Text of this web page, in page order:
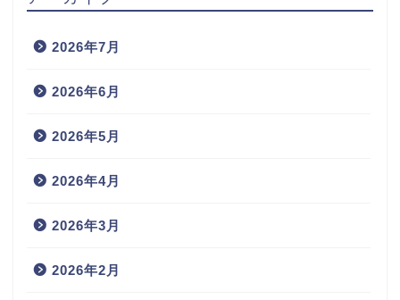
2026年7月
2026年6月
2026年5月
2026年4月
2026年3月
2026年2月